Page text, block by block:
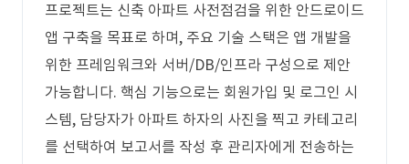
프로젝트는 신축 아파트 사전점검을 위한 안드로이드
앱 구축을 목표로 하며, 주요 기술 스택은 앱 개발을
위한 프레임워크와 서버/DB/인프라 구성으로 제안
가능합니다. 핵심 기능으로는 회원가입 및 로그인 시
스템, 담당자가 아파트 하자의 사진을 찍고 카테고리
를 선택하여 보고서를 작성 후 관리자에게 전송하는